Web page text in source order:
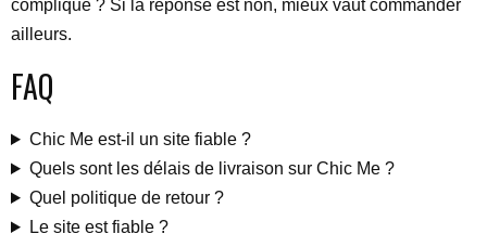
compliqué ? Si la réponse est non, mieux vaut commander
ailleurs.
FAQ
Chic Me est-il un site fiable ?
Quels sont les délais de livraison sur Chic Me ?
Quel politique de retour ?
Le site est fiable ?